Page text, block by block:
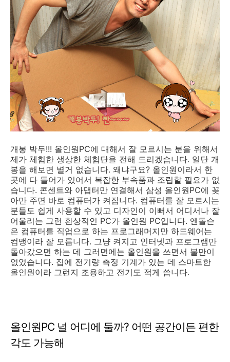
개봉 박두!!! 올인원PC에 대해서 잘 모르시는 분을 위해서
제가 체험한 생상한 체험단을 전해 드리겠습니다. 일단 개
봉을 해보면 별거 없습니다. 왜냐구요? 올인원이라서 한
곳에 다 들어가 있어서 복잡한 부속품과 조립할 필요가 없
습니다. 콘센트와 아댑터만 연결해서 삼성 올인원PC에 꽂
아만 주면 바로 컴퓨터가 켜집니다. 컴퓨터를 잘 모르시는
분들도 쉽게 사용할 수 있고 디자인이 이뻐서 어디서나 잘
어울리는 그런 환상적인 PC가 올인원 PC입니다. 엔돌슨
은 컴퓨터를 직업으로 하는 프로그래머지만 하드웨어는
컴맹이라 잘 모릅니다. 그냥 켜지고 인터넷과 프로그램만
돌아갔으면 하는 데 그러면에는 올인원을 쓰면서 불만이
없었습니다. 집에 전기량 측정 기계가 있는 데 스마트한
올인원이라 그런지 조용하고 전기도 적게 씁니다.
올인원PC 널 어디에 둘까? 어떤 공간이든 편한
각도 가능해